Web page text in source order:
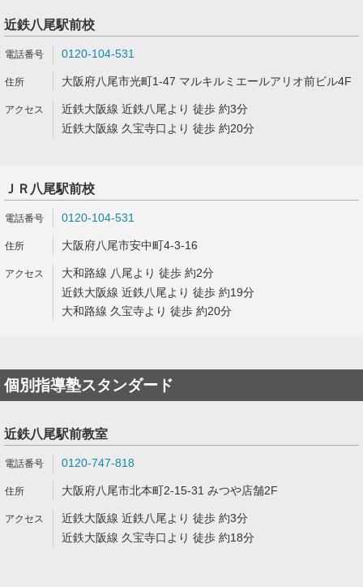
近鉄八尾駅前校
0120-104-531
大阪府八尾市光町1-47 マルキルミエールアリオ前ビル4F
近鉄大阪線 近鉄八尾より 徒歩 約3分
近鉄大阪線 久宝寺口より 徒歩 約20分
ＪＲ八尾駅前校
0120-104-531
大阪府八尾市安中町4-3-16
大和路線 八尾より 徒歩 約2分
近鉄大阪線 近鉄八尾より 徒歩 約19分
大和路線 久宝寺より 徒歩 約20分
個別指導塾スタンダード
近鉄八尾駅前教室
0120-747-818
大阪府八尾市北本町2-15-31 みつや店舗2F
近鉄大阪線 近鉄八尾より 徒歩 約3分
近鉄大阪線 久宝寺口より 徒歩 約18分